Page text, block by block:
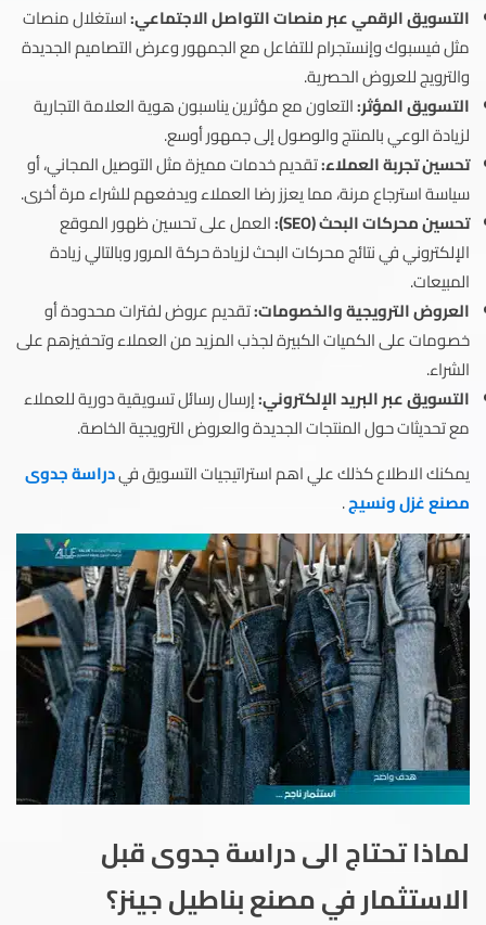
التسويق الرقمي عبر منصات التواصل الاجتماعي:استغلال منصات
مثل فيسبوك وإنستجرام للتفاعل مع الجمهور وعرض التصاميم الجديدة
والترويج للعروض الحصرية.
التسويق المؤثر:التعاون مع مؤثرين يناسبون هوية العلامة التجارية
لزيادة الوعي بالمنتج والوصول إلى جمهور أوسع.
تحسين تجربة العملاء:تقديم خدمات مميزة مثل التوصيل المجاني، أو
سياسة استرجاع مرنة، مما يعزز رضا العملاء ويدفعهم للشراء مرة أخرى.
تحسين محركات البحث (SEO):
العمل على تحسين ظهور الموقع
الإلكتروني في نتائج محركات البحث لزيادة حركة المرور وبالتالي زيادة
المبيعات.
العروض الترويجية والخصومات:تقديم عروض لفترات محدودة أو
خصومات على الكميات الكبيرة لجذب المزيد من العملاء وتحفيزهم على
الشراء.
التسويق عبر البريد الإلكتروني:إرسال رسائل تسويقية دورية للعملاء
مع تحديثات حول المنتجات الجديدة والعروض الترويجية الخاصة.
يمكنك الاطلاع كذلك علي اهم استراتيجيات التسويق فيدراسة جدوى
مصنع غزل ونسيج.
لماذا تحتاج الى دراسة جدوى قبل
الاستثمار في مصنع بناطيل جينز؟